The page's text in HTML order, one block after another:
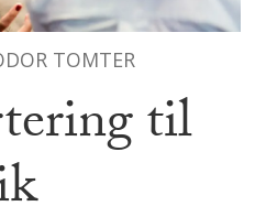
TOMTER
til